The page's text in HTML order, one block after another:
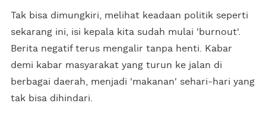
Tak bisa dimungkiri, melihat keadaan politik seperti
sekarang ini, isi kepala kita sudah mulai 'burnout'.
Berita negatif terus mengalir tanpa henti. Kabar
demi kabar masyarakat yang turun ke jalan di
berbagai daerah, menjadi 'makanan' sehari-hari yang
tak bisa dihindari.